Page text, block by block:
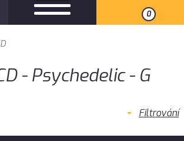
0
- Psychedelic - G
Filtrování